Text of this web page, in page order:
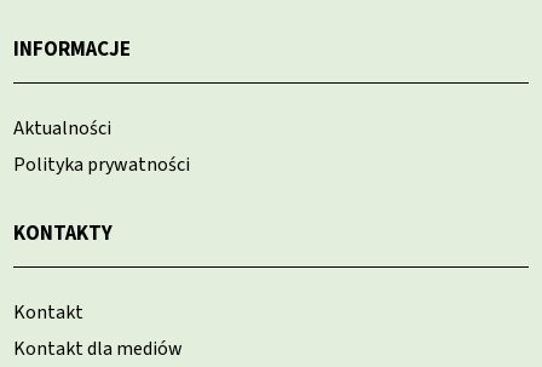
INFORMACJE
Aktualności
Polityka prywatności
KONTAKTY
Kontakt
Kontakt dla mediów